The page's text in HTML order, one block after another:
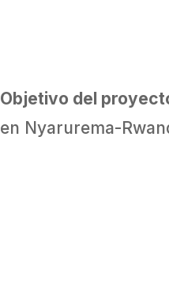
Objetivo del
en Nyarurema-